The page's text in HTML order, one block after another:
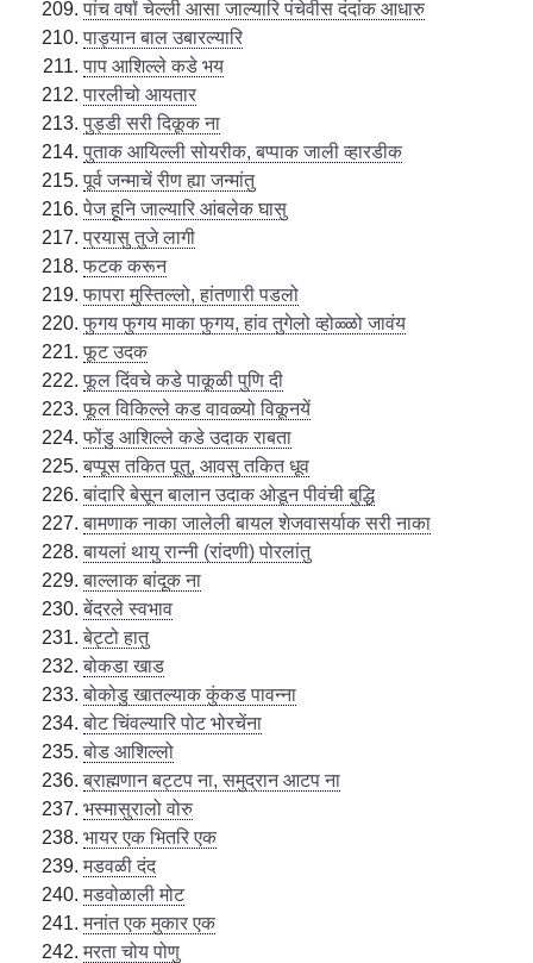
पांच वर्षां चेल्ली आसा जाल्यारि पंचेवीस दंदांक आधारु
पाड्यान बाल उबारल्यारि
पाप आशिल्ले कडे भय
पारलीचो आयतार
पुड्डी सरी दिकूक ना
पुताक आयिल्ली सोयरीक, बप्पाक जाली व्हारडीक
पूर्व जन्माचें रीण ह्या जन्मांतु
पेज हूनि जाल्यारि आंबलेक घासु
प्रयासु तुजे लागी
फटक करून
फापरा मुस्तिल्लो, हांतणारी पडलो
फुगय फुगय माका फुगय, हांव तुगेलो व्होळ्ळो जावंय
फूट उदक
फूल दिंवचे कडे पाकूळी पुणि दी
फूल विकिल्ले कड वावळ्यो विकूनयें
फोंडु आशिल्ले कडे उदाक राबता
बप्पूस तकित पूतु, आवसु तकित धूव
बांदारि बेसून बालान उदाक ओडून पीवंची बुद्धि
बामणाक नाका जालेली बायल शेजवासर्याक सरी नाका
बायलां थायु रान्नी (रांदणी) पोरलांतु
बाल्लाक बांदूक ना
बेंदरले स्वभाव
बेट्टो हातु
बोकडा खाड
बोकोडु खातल्याक कुंकड पावन्ना
बोट चिंवल्यारि पोट भोरचेंना
बोड आशिल्लो
ब्राह्मणान बट्टप ना, समुद्रान आटप ना
भस्मासुरालो वोरु
भायर एक भितरि एक
मडवळी दंद
मडवोळाली मोट
मनांत एक मुकार एक
मरता चोय पोणु